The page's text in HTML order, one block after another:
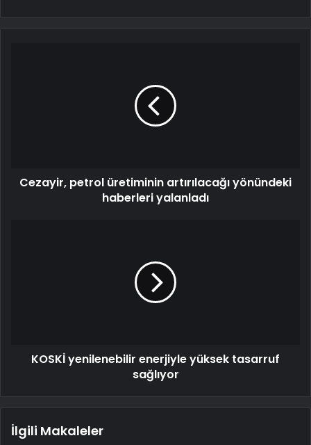
Cezayir, petrol üretiminin artırılacağı yönündeki
haberleri yalanladı
KOSKİ yenilenebilir enerjiyle yüksek tasarruf
sağlıyor
İlgili Makaleler